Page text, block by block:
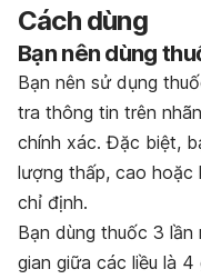
Cách dùng
Bạn nên dùng
Bạn nên sử dụng
tra thông tin trên
chính xác. Đặc biệt,
lượng thấp, cao
chỉ định.
Bạn dùng thuốc 3
gian giữa các liều là